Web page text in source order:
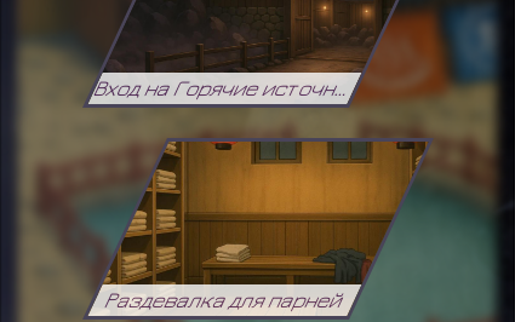
Вход на Горячие источники
Раздевалка для парней